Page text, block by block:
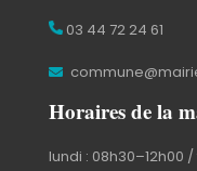
03 44 72 24 61
Horaires de la
lundi :